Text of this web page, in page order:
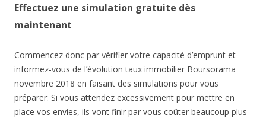
Effectuez une simulation gratuite dès
maintenant
Commencez donc par vérifier votre capacité d’emprunt et
informez-vous de l’évolution taux immobilier Boursorama
novembre 2018 en faisant des simulations pour vous
préparer. Si vous attendez excessivement pour mettre en
place vos envies, ils vont finir par vous coûter beaucoup plus